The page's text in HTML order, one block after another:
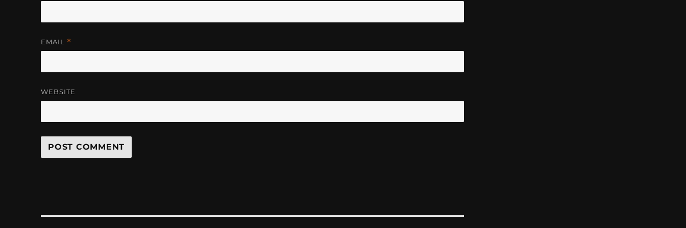
EMAIL *
WEBSITE